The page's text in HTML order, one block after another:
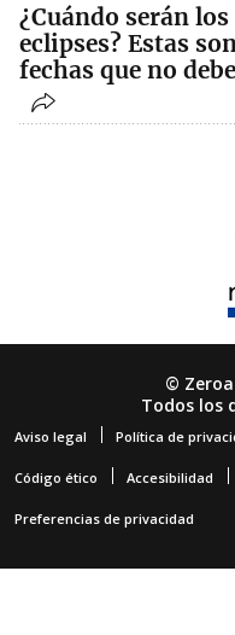
¿Cuándo serán
eclipses? Estas
fechas que no
©
Todos los
Aviso legal Política de
Código ético Accesibilidad
Preferencias de privacidad